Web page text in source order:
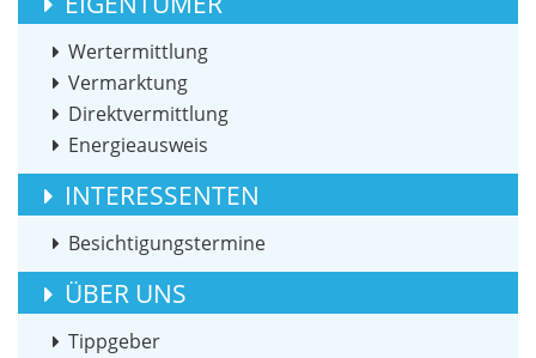
Wertermittlung
Vermarktung
Direktvermittlung
Energieausweis
INTERESSENTEN
Besichtigungstermine
ÜBER UNS
Tippgeber